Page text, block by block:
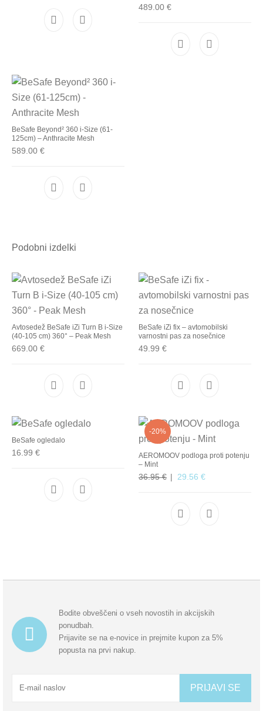
489.00 €
BeSafe Beyond² 360 i-Size (61-
125cm) – Anthracite Mesh
589.00€
Podobni izdelki
Avtosedež BeSafe iZi Turn B i-Size
(40-105 cm) 360° – Peak Mesh
669.00€
BeSafe iZi fix – avtomobilski
varnostni pas za nosečnice
49.99 €
BeSafe ogledalo
16.99€
-20%
AEROMOOV podloga proti potenju
– Mint
36.95€ Izvirna cena je bila:
29.56 €Trenutna cena
Bodite obveščeni o vseh novostih in akcijskih
ponudbah.
Prijavite se na e-novice in prejmite kupon za 5%
popusta na prvi nakup.
PRIJAVI SE